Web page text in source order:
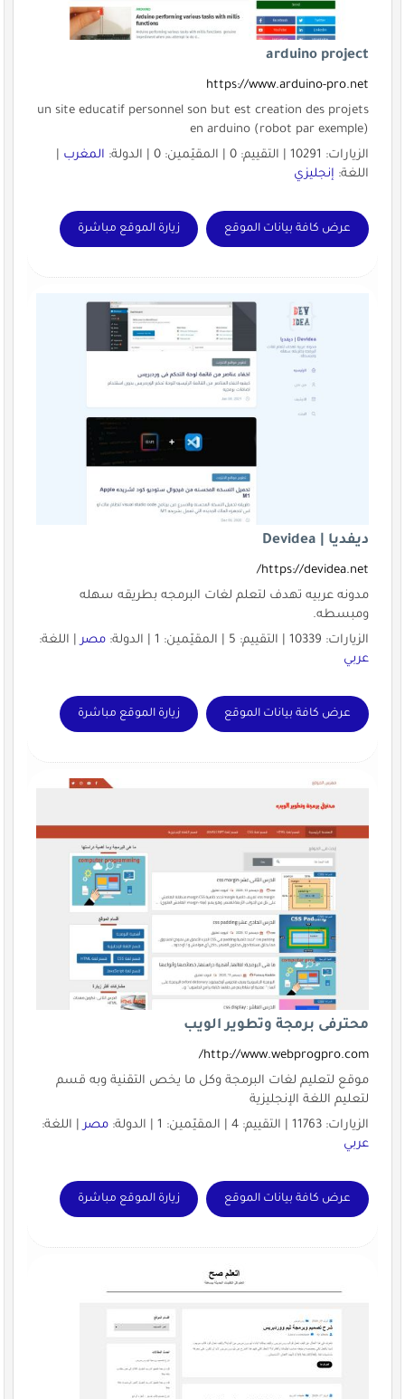
arduino project
https://www.arduino-pro.net
un site educatif personnel son but est creation des projets
en arduino (robot par exemple)
الزيارات: 10291 | التقييم: 0 | المقيّمين: 0 | الدولة:
المغرب|
اللغة: إنجليزي
عرض كافة بيانات الموقع زيارة الموقع مباشرة
ديفديا | Devidea
https://devidea.net/
مدونه عربيه تهدف لتعلم لغات البرمجه بطريقه سهله
ومبسطه.
الزيارات: 10339 | التقييم: 5 | المقيّمين: 1 | الدولة:
مصر| اللغة:
عربي
عرض كافة بيانات الموقع زيارة الموقع مباشرة
محترفى برمجة وتطوير الويب
http://www.webprogpro.com/
موقع لتعليم لغات البرمجة وكل ما يخص التقنية وبه قسم
لتعليم اللغة الإنجليزية
الزيارات: 11763 | التقييم: 4 | المقيّمين: 1 | الدولة:
مصر| اللغة:
عربي
عرض كافة بيانات الموقع زيارة الموقع مباشرة